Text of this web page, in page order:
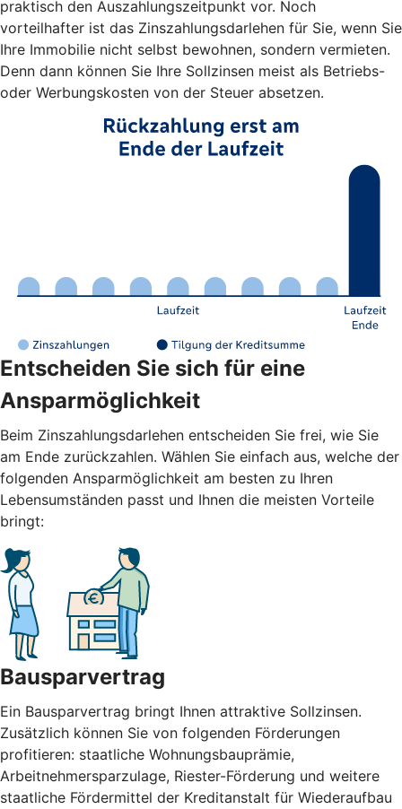
praktisch den Auszahlungszeitpunkt vor. Noch
vorteilhafter ist das Zinszahlungsdarlehen für Sie, wenn Sie
Ihre Immobilie nicht selbst bewohnen, sondern vermieten.
Denn dann können Sie Ihre Sollzinsen meist als Betriebs-
oder Werbungskosten von der Steuer absetzen.
Entscheiden Sie sich für eine
Ansparmöglichkeit
Beim Zinszahlungsdarlehen entscheiden Sie frei, wie Sie
am Ende zurückzahlen. Wählen Sie einfach aus, welche der
folgenden Ansparmöglichkeit am besten zu Ihren
Lebensumständen passt und Ihnen die meisten Vorteile
bringt:
Bausparvertrag
Ein Bausparvertrag bringt Ihnen attraktive Sollzinsen.
Zusätzlich können Sie von folgenden Förderungen
profitieren: staatliche Wohnungsbauprämie,
Arbeitnehmersparzulage, Riester-Förderung und weitere
staatliche Fördermittel der Kreditanstalt für Wiederaufbau